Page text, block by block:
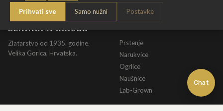
Chat
Prihvati sve
Samo nužni Postavke
Zlatarstvo od 1935. godine.
Velika Gorica, Hrvatska.
Prstenje
Narukvice
Ogrlice
Naušnice
Lab-Grown